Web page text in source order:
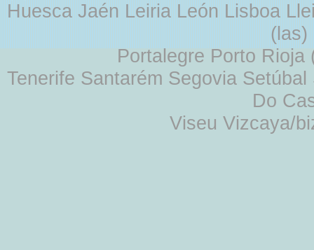
Huesca Jaén Leiria León Lisboa
Portalegre Porto
Tenerife Santarém Segovia
Do
Viseu Vizcaya/